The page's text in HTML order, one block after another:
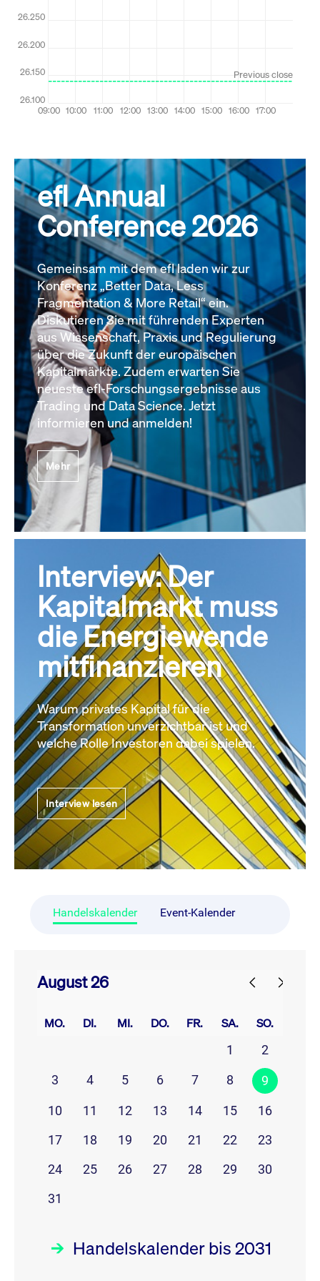
efl Annual
Conference 2026
Gemeinsam mit dem efl laden wir zur
Konferenz „Better Data, Less
Fragmentation & More Retail“ ein.
Diskutieren Sie mit führenden Experten
aus Wissenschaft, Praxis und Regulierung
über die Zukunft der europäischen
Kapitalmärkte. Zudem erwarten Sie
neueste efl-Forschungsergebnisse aus
Trading und Data Science. Jetzt
informieren und anmelden!
Mehr
Interview: Der
Kapitalmarkt muss
die Energiewende
mitfinanzieren
Warum privates Kapital für die
Transformation unverzichtbar ist und
welche Rolle Investoren dabei spielen.
Interview lesen
Handelskalender Event-Kalender
August 26
MO. DI. MI. DO. FR. SA. SO.
1
2
3
4 5 6 7 8 9
10 11 12 13 14 15
16
17
18 19 20 21 22
23
24
25 26 27 28 29
30
31
Handelskalender bis 2031